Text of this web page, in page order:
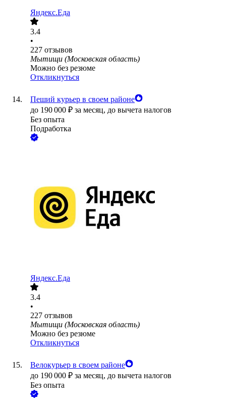
Яндекс.Еда
3.4
•
227 отзывов
Мытищи (Московская область)
Можно без резюме
Откликнуться
Пеший курьер в своем районе
до 190 000 ₽ за месяц, до вычета налогов
Без опыта
Подработка
Яндекс.Еда
3.4
•
227 отзывов
Мытищи (Московская область)
Можно без резюме
Откликнуться
Велокурьер в своем районе
до 190 000 ₽ за месяц, до вычета налогов
Без опыта